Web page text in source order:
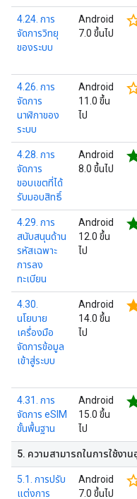
4.24. การ
จัดการวิทยุ
ของระบบ
Android
7.0 ขึ้นไป
4.26. การ
จัดการ
นาฬิกาของ
ระบบ
Android
11.0 ขึ้น
ไป
4.28. การ
จัดการ
ขอบเขตที่ได้
รับมอบสิทธิ์
Android
8.0 ขึ้นไป
4.29. การ
สนับสนุนด้าน
รหัสเฉพาะ
การลง
ทะเบียน
Android
12.0 ขึ้น
ไป
4.30.
นโยบาย
เครื่องมือ
จัดการข้อมูล
เข้าสู่ระบบ
Android
14.0 ขึ้น
ไป
4.31. การ
จัดการ eSIM
ขั้นพื้นฐาน
Android
15.0 ขึ้น
ไป
5. ความสามารถในการใช้งา
5.1. การปรับ
แต่งการ
Android
7.0 ขึ้นไป